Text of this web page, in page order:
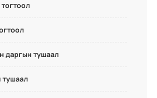
даргын тушаал